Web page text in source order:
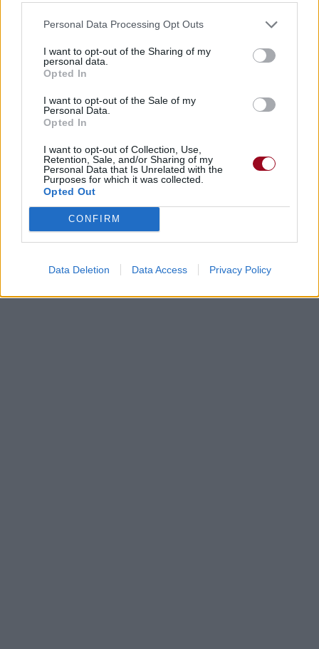
Personal Data Processing Opt Outs
I want to opt-out of the Sharing of my
personal data.
Opted In
I want to opt-out of the Sale of my
Personal Data.
Opted In
I want to opt-out of Collection, Use,
Retention, Sale, and/or Sharing of my
Personal Data that Is Unrelated with the
Purposes for which it was collected.
Opted Out
CONFIRM
Data Deletion Data Access Privacy Policy